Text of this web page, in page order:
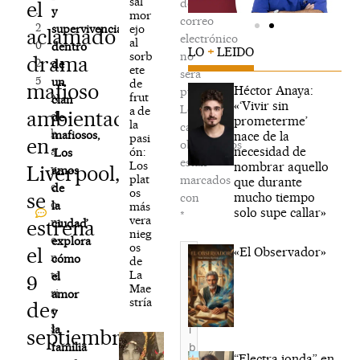
el
aclamado
drama
mafioso
ambientado
en
Liverpool,
se
estrena
el
9
de
septiembre
,
2
0
2
5
N
o
h
a
y
c
o
m
e
n
ta
ri
o
s
y
supervivencia
dentro
de
un
clan
de
mafiosos,
‘Los
amos
de
la
ciudad’
explora
cómo
el
amor
y
la
familia
mor
ejo
al
sorb
ete
de
frut
a de
la
pasi
ón:
Los
plat
os
más
vera
nieg
os
de
La
Mae
stría
de
correo
electrónico
no
será
publicada.
Los
campos
obligatorios
están
marcados
con
*
Escribe
aquí...
LO + LEIDO
Héctor Anaya:
«‘Vivir sin
prometerme’
nace de la
necesidad de
nombrar aquello
que durante
mucho tiempo
solo supe callar»
«El Observador»